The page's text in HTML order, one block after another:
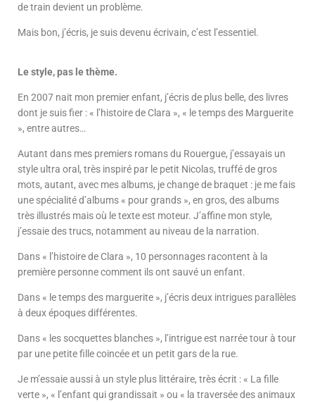
de train devient un problème.
Mais bon, j’écris, je suis devenu écrivain, c’est l’essentiel.
Le style, pas le thème.
En 2007 nait mon premier enfant, j’écris de plus belle, des livres
dont je suis fier : « l’histoire de Clara », « le temps des Marguerite
», entre autres…
Autant dans mes premiers romans du Rouergue, j’essayais un
style ultra oral, très inspiré par le petit Nicolas, truffé de gros
mots, autant, avec mes albums, je change de braquet : je me fais
une spécialité d’albums « pour grands », en gros, des albums
très illustrés mais où le texte est moteur. J’affine mon style,
j’essaie des trucs, notamment au niveau de la narration.
Dans « l’histoire de Clara », 10 personnages racontent à la
première personne comment ils ont sauvé un enfant.
Dans « le temps des marguerite », j’écris deux intrigues parallèles
à deux époques différentes.
Dans « les socquettes blanches », l’intrigue est narrée tour à tour
par une petite fille coincée et un petit gars de la rue.
Je m’essaie aussi à un style plus littéraire, très écrit : « La fille
verte », « l’enfant qui grandissait » ou « la traversée des animaux